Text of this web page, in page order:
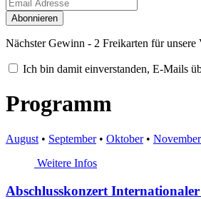
Abonnieren
Nächster Gewinn - 2 Freikarten für
Ich bin damit einverstanden, E-Mails
Programm
August • September• Oktober• November
Weitere Infos
Abschlusskonzert